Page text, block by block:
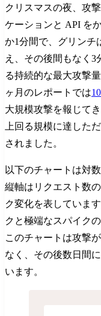
クリスマスの夜、攻
ケーションと API を
か1分間で、グリンチ
え、その後間もなく3
る持続的な最大攻撃
ヶ月のレポートでは
大規模攻撃を報じて
上回る規模に達した
されました。
以下のチャートは対
縦軸はリクエスト数
ク変化を表していま
クと極端なスパイク
このチャートは攻撃
なく、その後数日間
います。